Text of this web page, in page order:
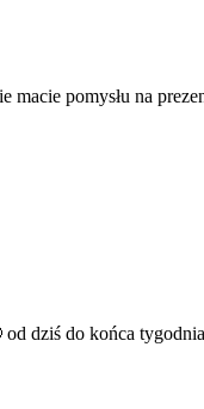
pomysłu na
dziś do końca